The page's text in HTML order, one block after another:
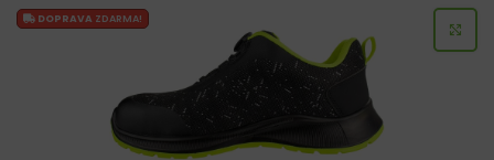
DOPRAVA ZDARMA!